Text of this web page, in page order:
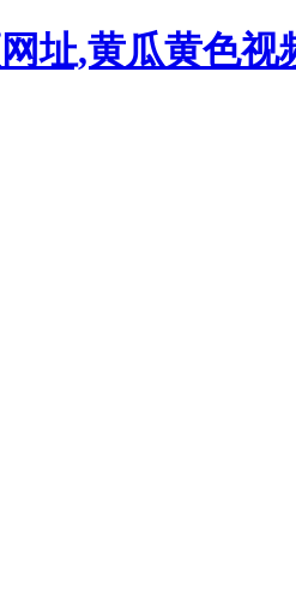
址,黄瓜黄色